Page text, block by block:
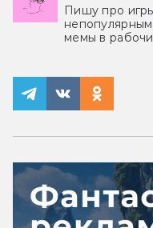
Пишу про
мемы в